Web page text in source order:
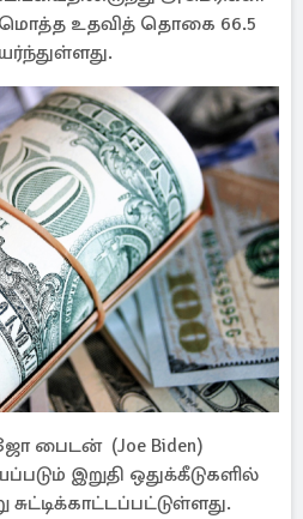
மொத்த உதவித் தொகை 66.5
பைடன் (Joe Biden)
இறுதி ஒதுக்கீடுகளில்